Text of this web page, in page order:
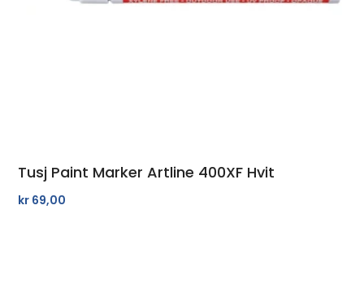
Tusj Paint Marker Artline 400XF Hvit
kr 69,00